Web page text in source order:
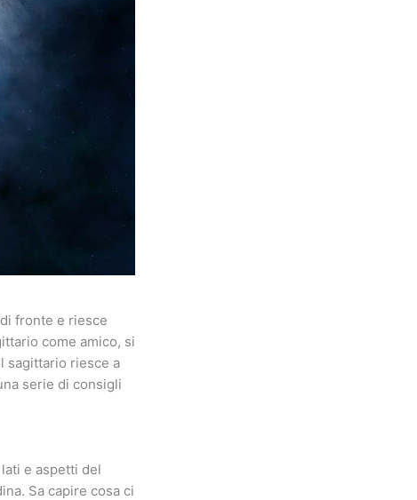
fronte e riesce
come amico, si
sagittario riesce a
serie di consigli
e aspetti del
Sa capire cosa ci